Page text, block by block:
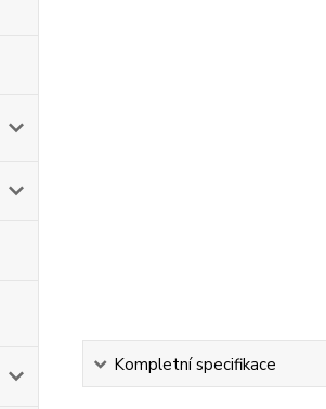
Kompletní specifikace